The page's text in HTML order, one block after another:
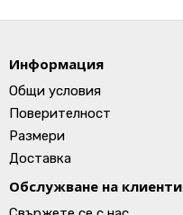
Информация
Общи условия
Поверителност
Размери
Доставка
Обслужване на клиенти